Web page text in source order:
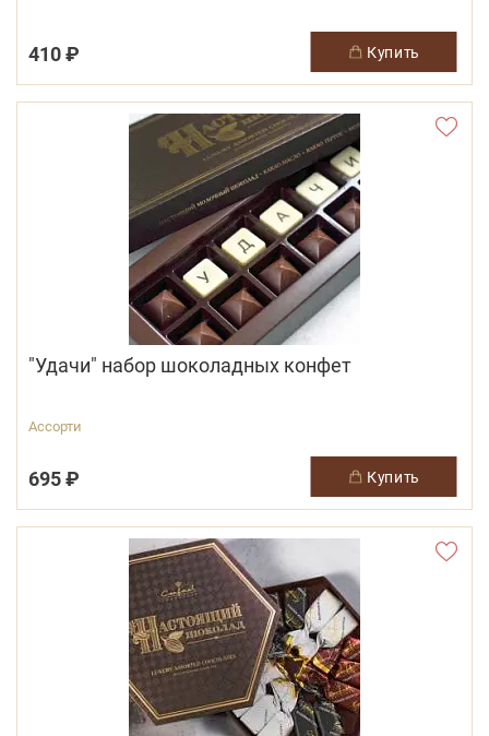
410 ₽ купить
"Удачи" набор шоколадных конфет
Ассорти
695 ₽ купить